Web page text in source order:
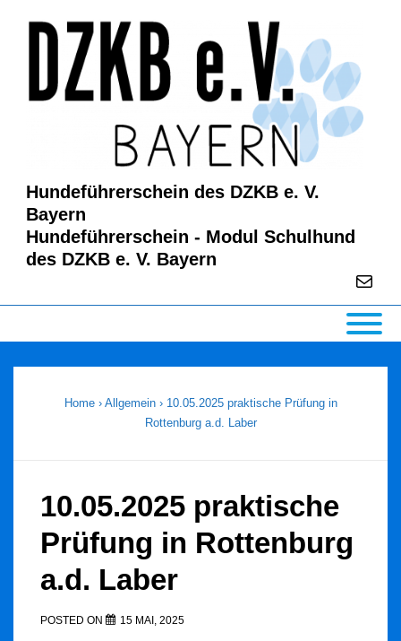
Hundeführerschein des DZKB e. V.
Bayern
Hundeführerschein - Modul Schulhund
des DZKB e. V. Bayern
E-Mail
Navigation
Home › Allgemein › 10.05.2025 praktische Prüfung in
Rottenburg a.d. Laber
10.05.2025 praktische
Prüfung in Rottenburg
a.d. Laber
POSTED ON 15 MAI, 2025